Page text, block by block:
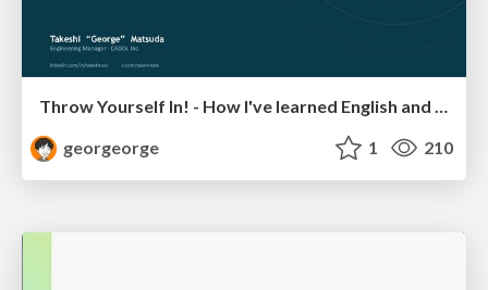
georgeorge
1 210